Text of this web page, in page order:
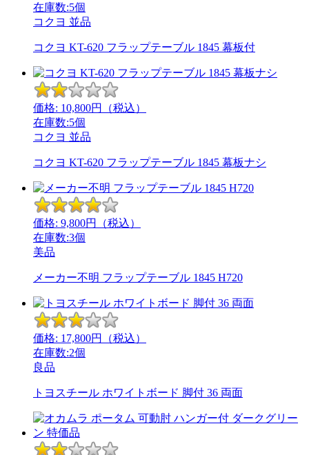
在庫数:5個
コクヨ 並品
コクヨ KT-620 フラップテーブル 1845 幕板付
価格: 10,800円（税込）
在庫数:5個
コクヨ 並品
コクヨ KT-620 フラップテーブル 1845 幕板ナシ
価格: 9,800円（税込）
在庫数:3個
美品
メーカー不明 フラップテーブル 1845 H720
価格: 17,800円（税込）
在庫数:2個
良品
トヨスチール ホワイトボード 脚付 36 両面